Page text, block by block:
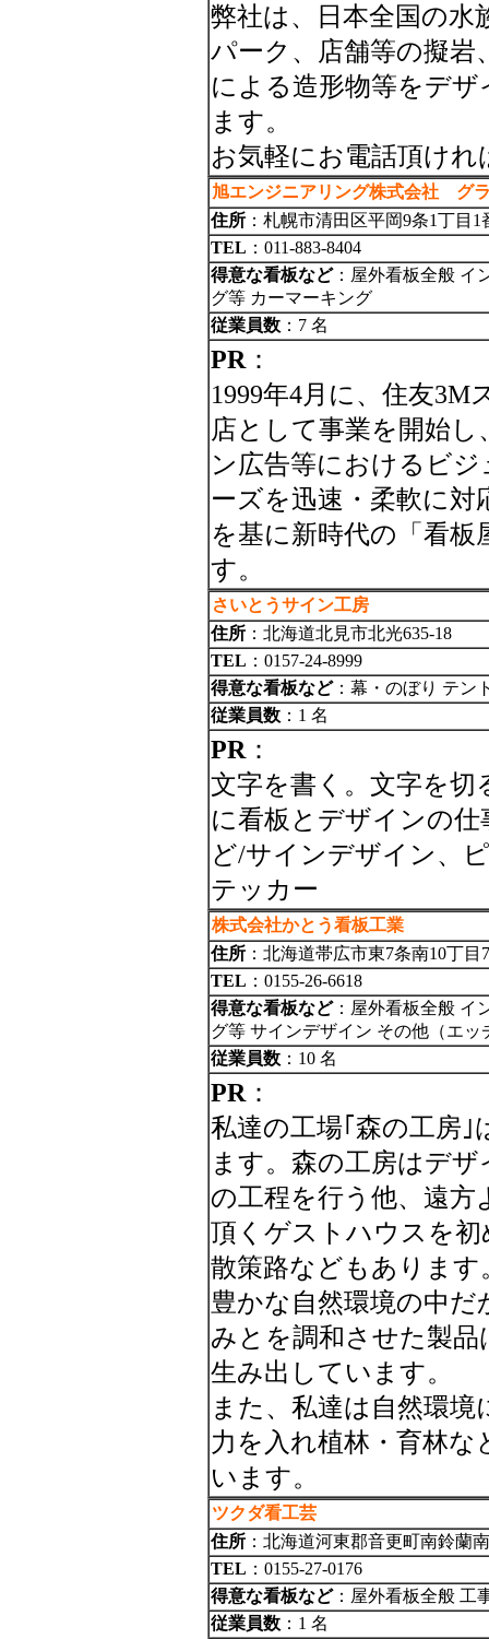
弊社は、日本全国の水
パーク、店舗等の擬岩
による造形物等をデ
ます。
お気軽にお電話頂け
旭エンジニアリング株式会社 グ
住所 ：札幌市清田区平岡9条1丁目1
TEL ：011-883-8404
得意な看板など：屋外看板全般 イ
グ等 カーマーキング
従業員数 ：7 名
PR ：
1999年4月に、住友
店として事業を開始
ン広告等におけるビ
ーズを迅速・柔軟に
を基に新時代の「看
す。
さいとうサイン工房
住所 ：北海道北見市北光635-18
TEL ：0157-24-8999
得意な看板など：幕・のぼり テン
従業員数 ：1 名
PR ：
文字を書く。文字を
に看板とデザインの
ど/サインデザイン、
テッカー
株式会社かとう看板工業
住所 ：北海道帯広市東7条南10丁目
TEL ：0155-26-6618
得意な看板など：屋外看板全般 イ
グ等 サインデザイン その他（エッ
従業員数 ：10 名
PR ：
私達の工場｢森の工房
ます。森の工房はデ
の工程を行う他、遠
頂くゲストハウスを
散策路などもあります
豊かな自然環境の中
みとを調和させた製
生み出しています。
また、私達は自然環
力を入れ植林・育林
います。
ツクダ看工芸
住所 ：北海道河東郡音更町南鈴蘭
TEL ：0155-27-0176
得意な看板など：屋外看板全般 工
従業員数 ：1 名